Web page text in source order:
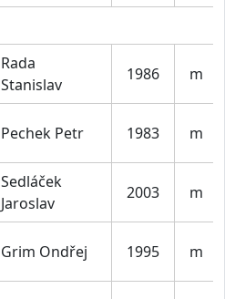
Rada
Stanislav
1986 m
Pechek Petr 1983 m
Sedláček
Jaroslav
2003 m
Grim Ondřej 1995 m